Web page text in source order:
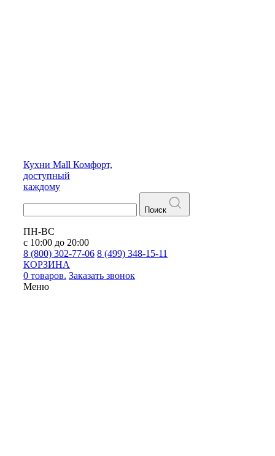
Кухни Mall Комфорт,
доступный
каждому
Поиск
ПН-ВС
с 10:00 до 20:00
8 (800) 302-77-06 8 (499) 348-15-11
КОРЗИНА
0 товаров. Заказать звонок
Меню